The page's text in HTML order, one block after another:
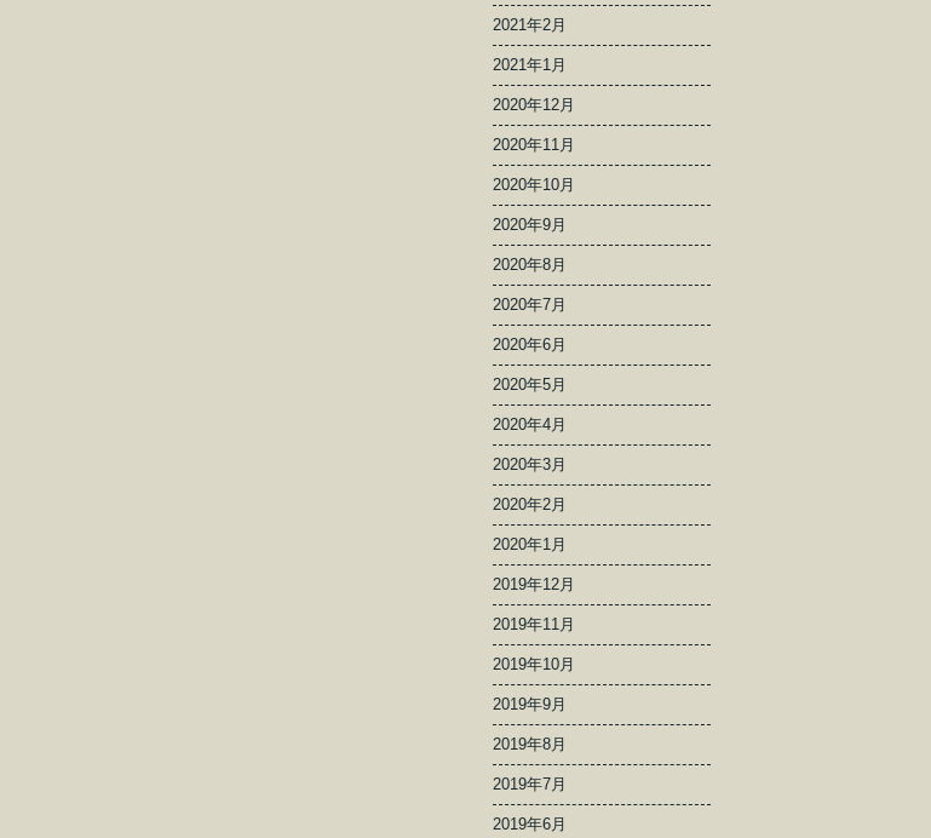
2021年2月
2021年1月
2020年12月
2020年11月
2020年10月
2020年9月
2020年8月
2020年7月
2020年6月
2020年5月
2020年4月
2020年3月
2020年2月
2020年1月
2019年12月
2019年11月
2019年10月
2019年9月
2019年8月
2019年7月
2019年6月